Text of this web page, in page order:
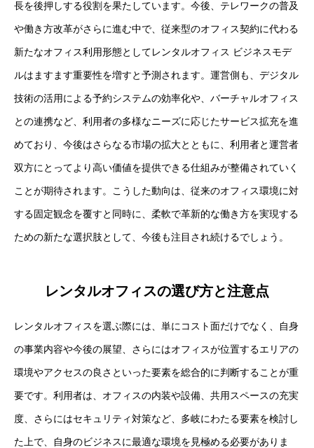
長を後押しする役割を果たしています。今後、テレワークの普及
や働き方改革がさらに進む中で、従来型のオフィス契約に代わる
新たなオフィス利用形態としてレンタルオフィス ビジネスモデ
ルはますます重要性を増すと予測されます。運営側も、デジタル
技術の活用による予約システムの効率化や、バーチャルオフィス
との連携など、利用者の多様なニーズに応じたサービス拡充を進
めており、今後はさらなる市場の拡大とともに、利用者と運営者
双方にとってより高い価値を提供できる仕組みが整備されていく
ことが期待されます。こうした動向は、従来のオフィス環境に対
する固定観念を覆すと同時に、柔軟で革新的な働き方を実現する
ための新たな選択肢として、今後も注目され続けるでしょう。
レンタルオフィスの選び方と注意点
レンタルオフィスを選ぶ際には、単にコスト面だけでなく、自身
の事業内容や今後の展望、さらにはオフィスが位置するエリアの
環境やアクセスの良さといった要素を総合的に判断することが重
要です。利用者は、オフィスの内装や設備、共用スペースの充実
度、さらにはセキュリティ対策など、多岐にわたる要素を検討し
た上で、自身のビジネスに最適な環境を見極める必要がありま